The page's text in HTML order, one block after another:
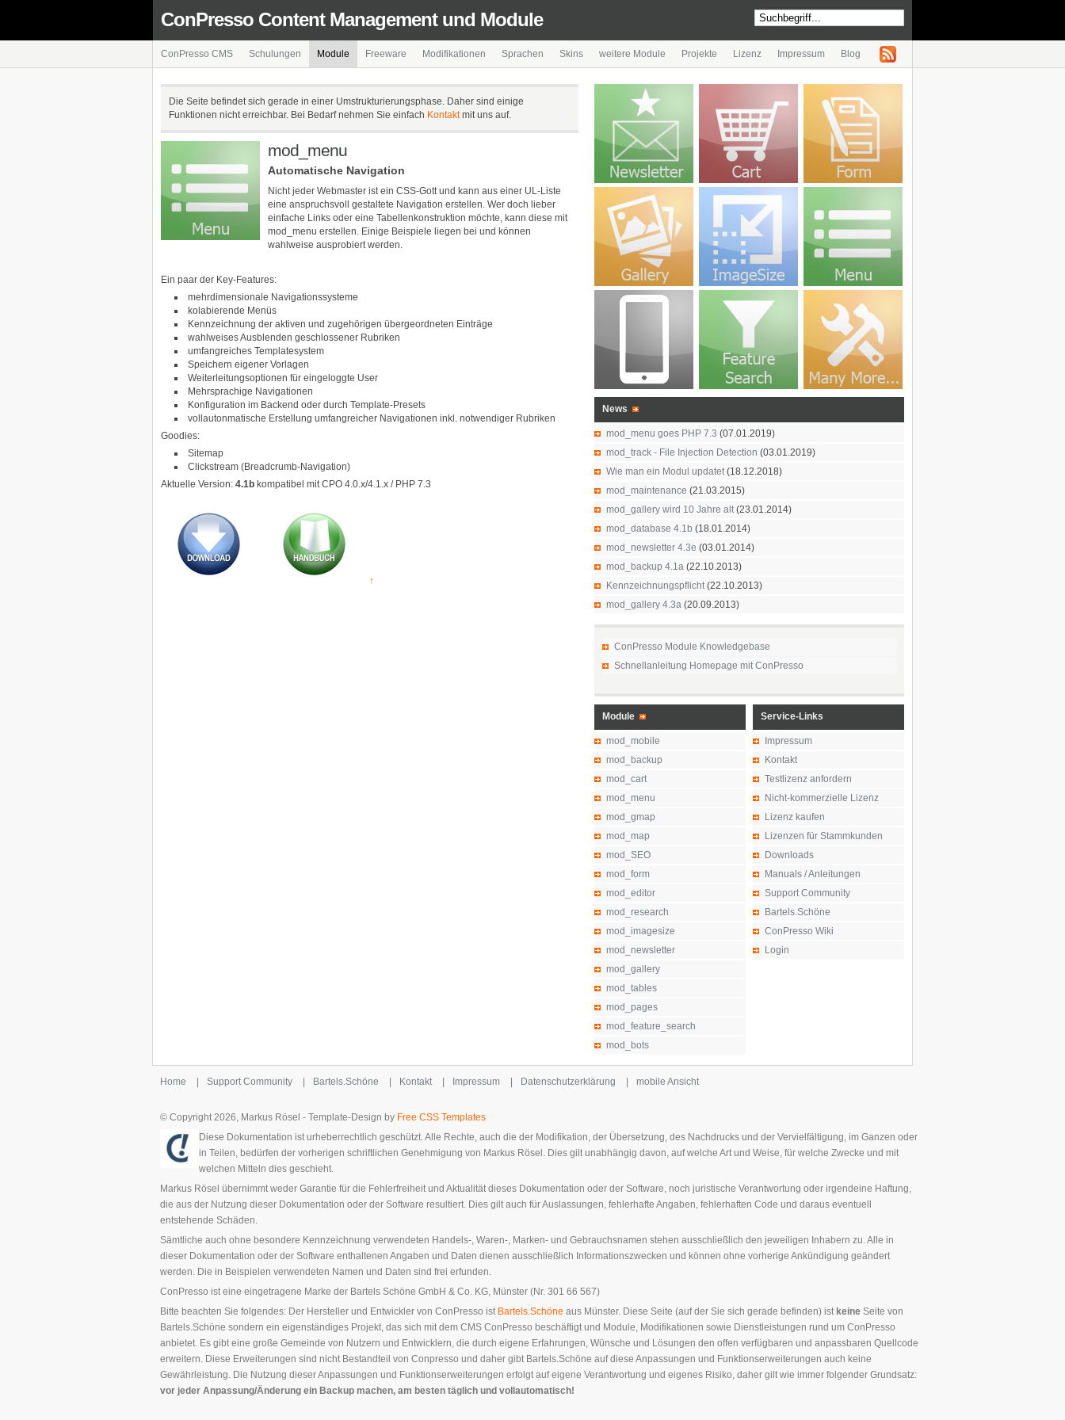
ConPresso Content Management und Module
ConPresso CMS Schulungen Module Freeware Modifikationen Sprachen Skins weitere Module Projekte Lizenz Impressum Blog
News
mod_menu goes PHP 7.3 (07.01.2019)
mod_track - File Injection Detection (03.01.2019)
Wie man ein Modul updatet(18.12.2018)
mod_maintenance (21.03.2015)
mod_gallery wird 10 Jahre alt(23.01.2014)
mod_database 4.1b (18.01.2014)
mod_newsletter 4.3e (03.01.2014)
mod_backup 4.1a (22.10.2013)
Kennzeichnungspflicht(22.10.2013)
mod_gallery 4.3a (20.09.2013)
ConPresso Module Knowledgebase
Schnellanleitung Homepage mit ConPresso
Module
mod_mobile
mod_backup
mod_cart
mod_menu
mod_gmap
mod_map
mod_SEO
mod_form
mod_editor
mod_research
mod_imagesize
mod_newsletter
mod_gallery
mod_tables
mod_pages
mod_feature_search
mod_bots
Service-Links
Impressum
Kontakt
Testlizenz anfordern
Nicht-kommerzielle Lizenz
Lizenz kaufen
Lizenzen für Stammkunden
Downloads
Manuals / Anleitungen
Support Community
Bartels.Schöne
ConPresso Wiki
Login
Die Seite befindet sich gerade in einer Umstrukturierungsphase. Daher sind einige
Funktionen nicht erreichbar. Bei Bedarf nehmen Sie einfach Kontaktmit uns auf.
mod_menu
Automatische Navigation
Nicht jeder Webmaster ist ein CSS-Gott und kann aus einer UL-Liste
eine anspruchsvoll gestaltete Navigation erstellen. Wer doch lieber
einfache Links oder eine Tabellenkonstruktion möchte, kann diese mit
mod_menu erstellen. Einige Beispiele liegen bei und können
wahlweise ausprobiert werden.
Ein paar der Key-Features:
mehrdimensionale Navigationssysteme
kolabierende Menüs
Kennzeichnung der aktiven und zugehörigen übergeordneten Einträge
wahlweises Ausblenden geschlossener Rubriken
umfangreiches Templatesystem
Speichern eigener Vorlagen
Weiterleitungsoptionen für eingeloggte User
Mehrsprachige Navigationen
Konfiguration im Backend oder durch Template-Presets
vollautonmatische Erstellung umfangreicher Navigationen inkl. notwendiger Rubriken
Goodies:
Sitemap
Clickstream (Breadcrumb-Navigation)
Aktuelle Version: 4.1b kompatibel mit CPO 4.0.x/4.1.x / PHP 7.3
↑
Home Support Community Bartels.Schöne Kontakt Impressum Datenschutzerklärung mobile Ansicht
© Copyright 2026, Markus Rösel - Template-Design by Free CSS Templates
Diese Dokumentation ist urheberrechtlich geschützt. Alle Rechte, auch die der Modifikation, der Übersetzung, des Nachdrucks und der Vervielfältigung, im Ganzen oder
in Teilen, bedürfen der vorherigen schriftlichen Genehmigung von Markus Rösel. Dies gilt unabhängig davon, auf welche Art und Weise, für welche Zwecke und mit
welchen Mitteln dies geschieht.
Markus Rösel übernimmt weder Garantie für die Fehlerfreiheit und Aktualität dieses Dokumentation oder der Software, noch juristische Verantwortung oder irgendeine Haftung,
die aus der Nutzung dieser Dokumentation oder der Software resultiert. Dies gilt auch für Auslassungen, fehlerhafte Angaben, fehlerhaften Code und daraus eventuell
entstehende Schäden.
Sämtliche auch ohne besondere Kennzeichnung verwendeten Handels-, Waren-, Marken- und Gebrauchsnamen stehen ausschließlich den jeweiligen Inhabern zu. Alle in
dieser Dokumentation oder der Software enthaltenen Angaben und Daten dienen ausschließlich Informationszwecken und können ohne vorherige Ankündigung geändert
werden. Die in Beispielen verwendeten Namen und Daten sind frei erfunden.
ConPresso ist eine eingetragene Marke der Bartels Schöne GmbH & Co. KG, Münster (Nr. 301 66 567)
Bitte beachten Sie folgendes: Der Hersteller und Entwickler von ConPresso ist Bartels.Schöne aus Münster. Diese Seite (auf der Sie sich gerade befinden) ist keine Seite von
Bartels.Schöne sondern ein eigenständiges Projekt, das sich mit dem CMS ConPresso beschäftigt und Module, Modifikationen sowie Dienstleistungen rund um ConPresso
anbietet. Es gibt eine große Gemeinde von Nutzern und Entwicklern, die durch eigene Erfahrungen, Wünsche und Lösungen den offen verfügbaren und anpassbaren Quellcode
erweitern. Diese Erweiterungen sind nicht Bestandteil von Conpresso und daher gibt Bartels.Schöne auf diese Anpassungen und Funktionserweiterungen auch keine
Gewährleistung. Die Nutzung dieser Anpassungen und Funktionserweiterungen erfolgt auf eigene Verantwortung und eigenes Risiko, daher gilt wie immer folgender Grundsatz:
vor jeder Anpassung/Änderung ein Backup machen, am besten täglich und vollautomatisch!